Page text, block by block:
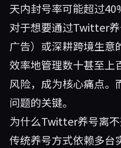
天内封号率可能超过
对于想要通过Twitter
广告）或深耕跨境生意
效率地管理数十甚至上
风险，成为核心痛点。
问题的关键。
为什么Twitter养号离不
传统养号方式依赖多台